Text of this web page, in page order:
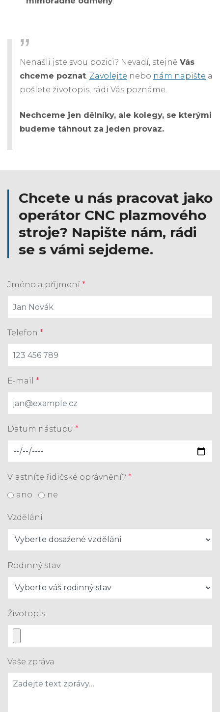
Nenašli jste svou pozici? Nevadí, stejně Vás
chceme poznat. Zavolejte nebo nám napište a
pošlete životopis, rádi Vás poznáme.
Nechceme jen dělníky, ale kolegy, se kterými
budeme táhnout za jeden provaz.
Chcete u nás pracovat jako
operátor CNC plazmového
stroje? Napište nám, rádi
se s vámi sejdeme.
Jméno a příjmení *
Telefon *
E-mail *
Datum nástupu *
Vlastníte řidičské oprávnění? *
ano
ne
Vzdělání
Rodinný stav
Životopis
Vaše zpráva